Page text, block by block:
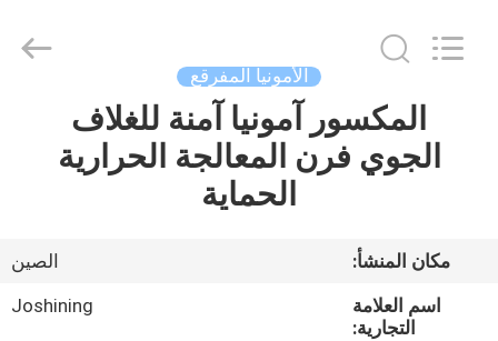
معلومات
Technology
Co.,Ltd.
الأمونيا المفرقع
المكسور آمونيا آمنة للغلاف
الجوي فرن المعالجة الحرارية
الحماية
مكان المنشأ:
الصين
اسم العلامة
التجارية:
Joshining